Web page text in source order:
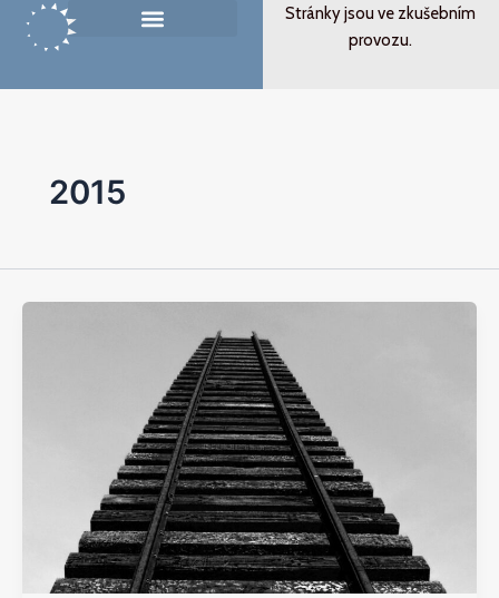
Přeskočit
Stránky jsou ve zkušebním
provozu.
2015
Post
pagination